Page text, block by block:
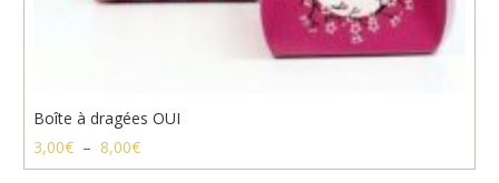
Boîte à dragées OUI
3,00€ – 8,00€Plage
de